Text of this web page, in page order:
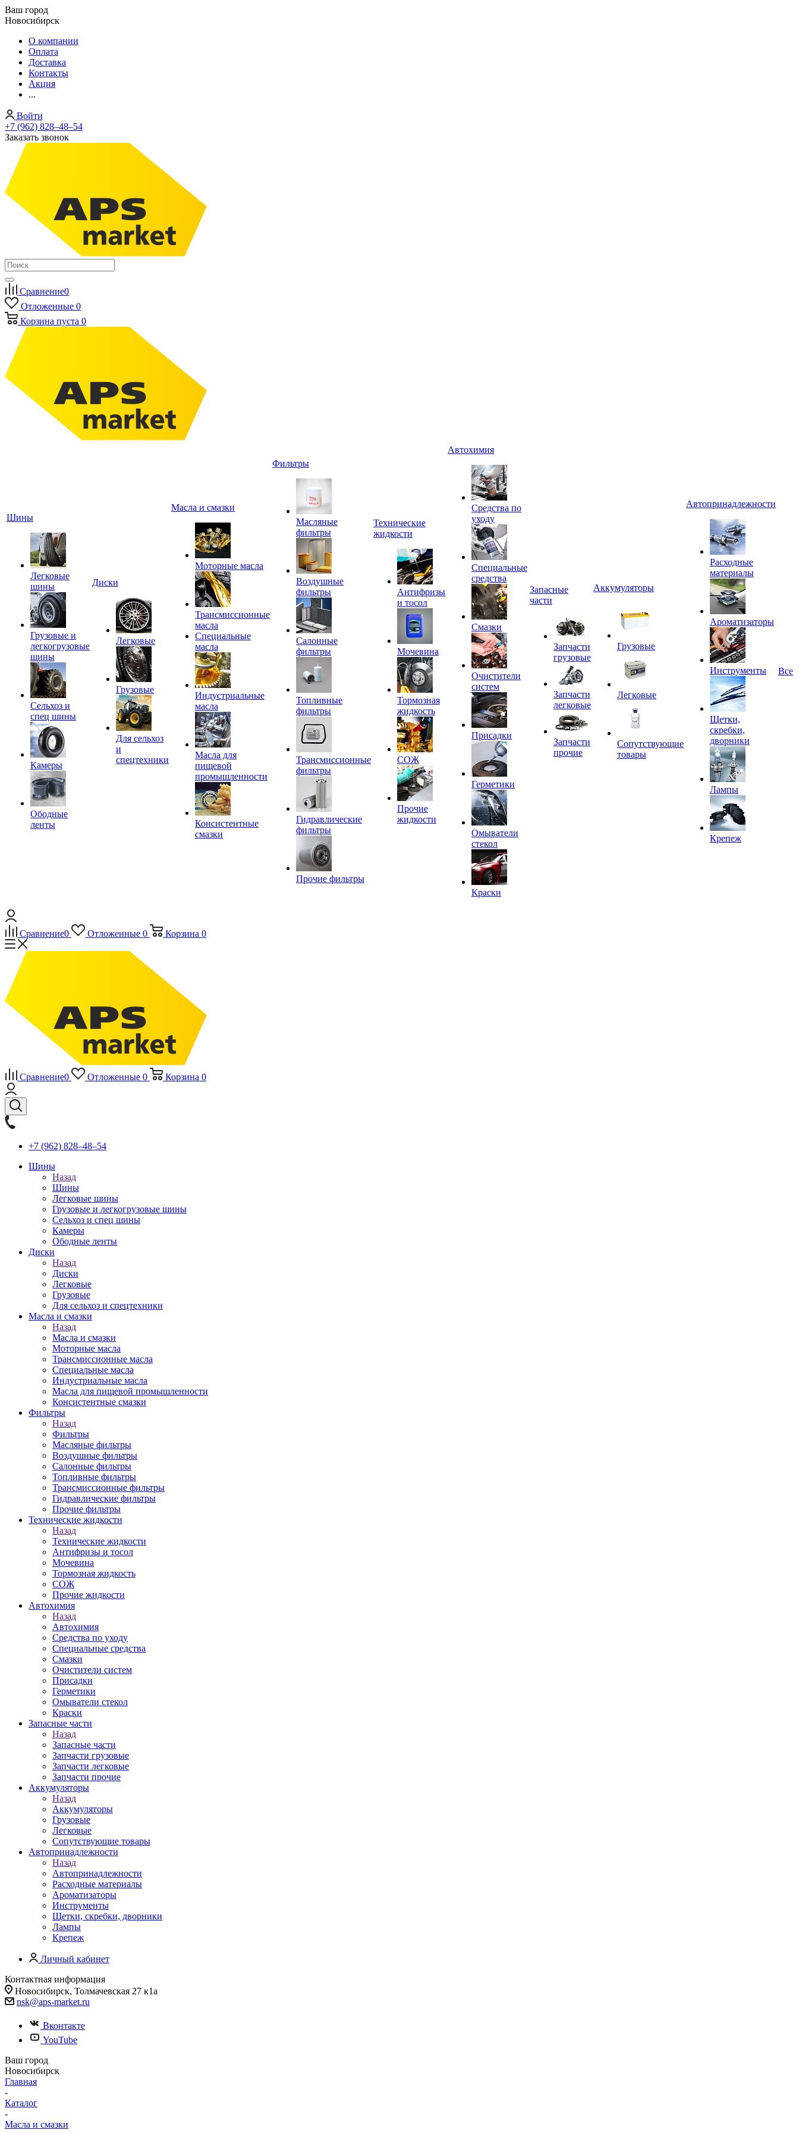
Ваш город
Новосибирск
О компании
Оплата
Доставка
Контакты
Акция
...
Войти
+7 (962) 828‒48‒54
Заказать звонок
Сравнение0
Отложенные 0
Корзина пуста 0
Шины
Легковые
шины
Грузовые и
легкогрузовые
шины
Сельхоз и
спец шины
Камеры
Ободные
ленты
Диски
Легковые
Грузовые
Для сельхоз
и
спецтехники
Масла и смазки
Моторные масла
Трансмиссионные
масла
Специальные
масла
Индустриальные
масла
Масла для
пищевой
промышленности
Консистентные
смазки
Фильтры
Масляные
фильтры
Воздушные
фильтры
Салонные
фильтры
Топливные
фильтры
Трансмиссионные
фильтры
Гидравлические
фильтры
Прочие фильтры
Технические
жидкости
Антифризы
и тосол
Мочевина
Тормозная
жидкость
СОЖ
Прочие
жидкости
Автохимия
Средства по
уходу
Специальные
средства
Смазки
Очистители
систем
Присадки
Герметики
Омыватели
стекол
Краски
Запасные
части
Запчасти
грузовые
Запчасти
легковые
Запчасти
прочие
Аккумуляторы
Грузовые
Легковые
Сопутствующие
товары
Автопринадлежности
Расходные
материалы
Ароматизаторы
Инструменты
Щетки,
скребки,
дворники
Лампы
Крепеж
Все
Сравнение0 Отложенные 0 Корзина 0
Сравнение0 Отложенные 0 Корзина 0
+7 (962) 828‒48‒54
Шины
Назад
Шины
Легковые шины
Грузовые и легкогрузовые шины
Сельхоз и спец шины
Камеры
Ободные ленты
Диски
Назад
Диски
Легковые
Грузовые
Для сельхоз и спецтехники
Масла и смазки
Назад
Масла и смазки
Моторные масла
Трансмиссионные масла
Специальные масла
Индустриальные масла
Масла для пищевой промышленности
Консистентные смазки
Фильтры
Назад
Фильтры
Масляные фильтры
Воздушные фильтры
Салонные фильтры
Топливные фильтры
Трансмиссионные фильтры
Гидравлические фильтры
Прочие фильтры
Технические жидкости
Назад
Технические жидкости
Антифризы и тосол
Мочевина
Тормозная жидкость
СОЖ
Прочие жидкости
Автохимия
Назад
Автохимия
Средства по уходу
Специальные средства
Смазки
Очистители систем
Присадки
Герметики
Омыватели стекол
Краски
Запасные части
Назад
Запасные части
Запчасти грузовые
Запчасти легковые
Запчасти прочие
Аккумуляторы
Назад
Аккумуляторы
Грузовые
Легковые
Сопутствующие товары
Автопринадлежности
Назад
Автопринадлежности
Расходные материалы
Ароматизаторы
Инструменты
Щетки, скребки, дворники
Лампы
Крепеж
Личный кабинет
Контактная информация
Новосибирск, Толмачевская 27 к1а
nsk@aps-market.ru
Вконтакте
YouTube
Ваш город
Новосибирск
Главная
-
Каталог
-
Масла и смазки